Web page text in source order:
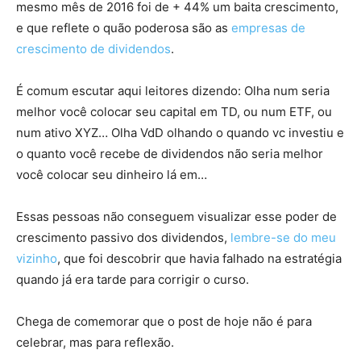
mesmo mês de 2016 foi de + 44% um baita crescimento,
e que reflete o quão poderosa são as empresas de
crescimento de dividendos.
É comum escutar aqui leitores dizendo: Olha num seria
melhor você colocar seu capital em TD, ou num ETF, ou
num ativo XYZ… Olha VdD olhando o quando vc investiu e
o quanto você recebe de dividendos não seria melhor
você colocar seu dinheiro lá em…
Essas pessoas não conseguem visualizar esse poder de
crescimento passivo dos dividendos, lembre-se do meu
vizinho, que foi descobrir que havia falhado na estratégia
quando já era tarde para corrigir o curso.
Chega de comemorar que o post de hoje não é para
celebrar, mas para reflexão.